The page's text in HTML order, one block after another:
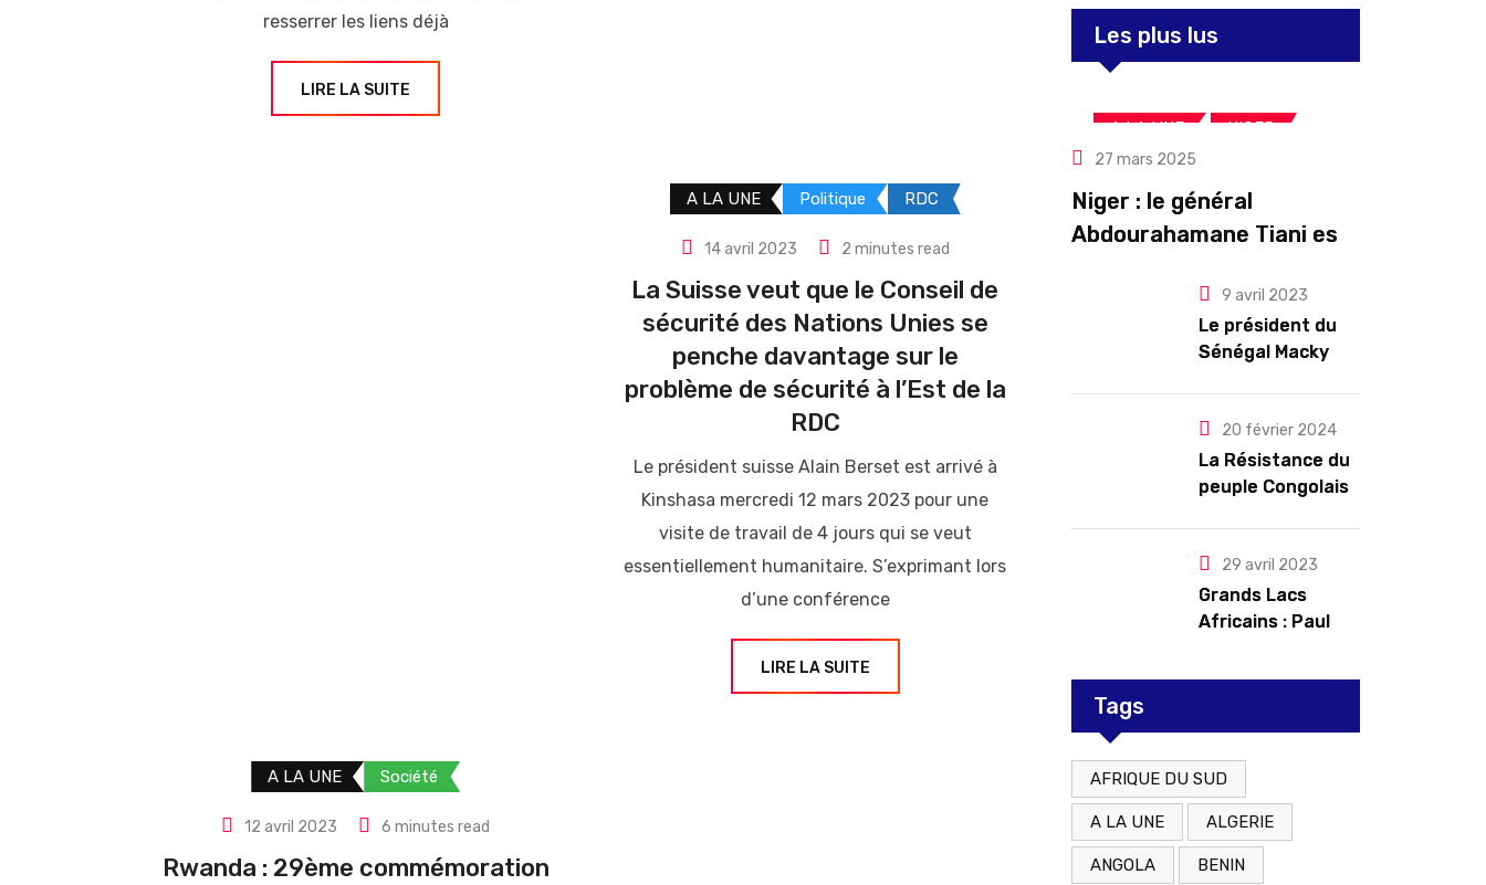
resserrer les liens déjà
LIRE LA SUITE
A LA UNE Politique RDC
14 avril 2023 2 minutes read
La Suisse veut que le Conseil de
sécurité des Nations Unies se
penche davantage sur le
problème de sécurité à l’Est de la
RDC
Le président suisse Alain Berset est arrivé à
Kinshasa mercredi 12 mars 2023 pour une
visite de travail de 4 jours qui se veut
essentiellement humanitaire. S’exprimant lors
d’une conférence
LIRE LA SUITE
A LA UNE Société
12 avril 2023 6 minutes read
Rwanda : 29ème commémoration
Les plus lus
A LA UNE NIGER
Politique
27 mars 2025
Niger : le général
Abdourahamane Tiani est
président pour cinq ans
renouvelables
9 avril 2023
Le président du
Sénégal Macky
l’arrêt des
troubles
20 février 2024
La Résistance du
peuple Congolais
par le Rwanda
29 avril 2023
Grands Lacs
Africains : Paul
redorer le blason
Tags
AFRIQUE DU SUD
A LA UNE ALGERIE
ANGOLA BENIN